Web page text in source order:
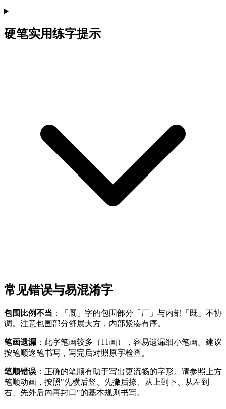
硬笔实用练字提示
常见错误与易混淆字
包围比例不当 ：「厩」字的包围部分「厂」与内部「既」不协
调。注意包围部分舒展大方，内部紧凑有序。
笔画遗漏 ：此字笔画较多（11画），容易遗漏细小笔画。建议
按笔顺逐笔书写，写完后对照原字检查。
笔顺错误 ：正确的笔顺有助于写出更流畅的字形。请参照上方
笔顺动画，按照"先横后竖、先撇后捺、从上到下、从左到
右、先外后内再封口"的基本规则书写。